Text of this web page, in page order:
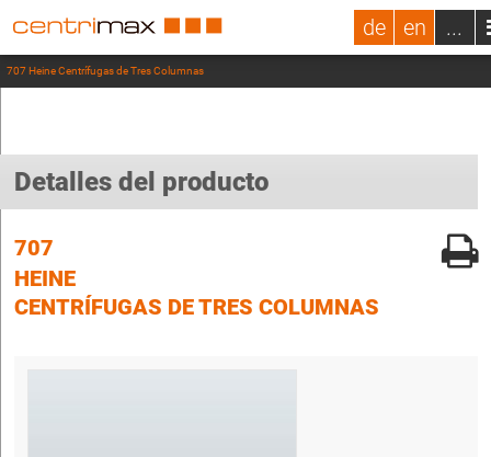
de en ...
707 Heine Centrífugas de Tres Columnas
Detalles del producto
707
HEINE
CENTRÍFUGAS DE TRES COLUMNAS